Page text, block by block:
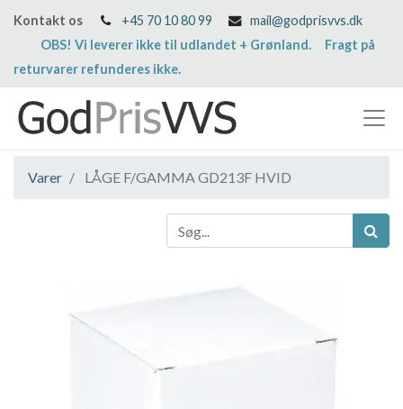
Kontakt os +45 70 10 80 99
mail@godprisvvs.dk
OBS! Vi leverer ikke til udlandet + Grønland. Fragt på
returvarer refunderes ikke.
Varer LÅGE F/GAMMA GD213F HVID